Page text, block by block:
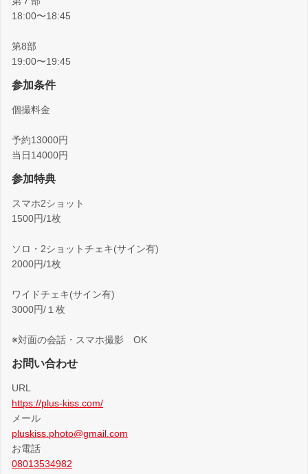
18:00〜18:45
第8部
19:00〜19:45
参加条件
個撮料金
予約13000円
当日14000円
参加特典
スマホ2ショット
1500円/1枚
ソロ・2ショットチェキ(サイン有)
2000円/1枚
ワイドチェキ(サイン有)
3000円/１枚
※対面の会話・スマホ撮影 OK
お問い合わせ
URL
https://plus-kiss.com/
メール
pluskiss.photo@gmail.com
お電話
08013534982